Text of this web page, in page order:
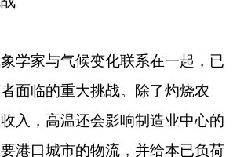
学家与气候变化联系在一起，已
面临的重大挑战。除了灼烧农
入，高温还会影响制造业中心的
港口城市的物流，并给本已负荷